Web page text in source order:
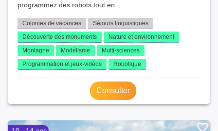
programmez des robots tout en...
Colonies de vacances
Séjours linguistiques
Découverte des monuments
Nature et environnement
Montagne
Modélisme
Multi-sciences
Programmation et jeux-vidéos
Robotique
Consulter